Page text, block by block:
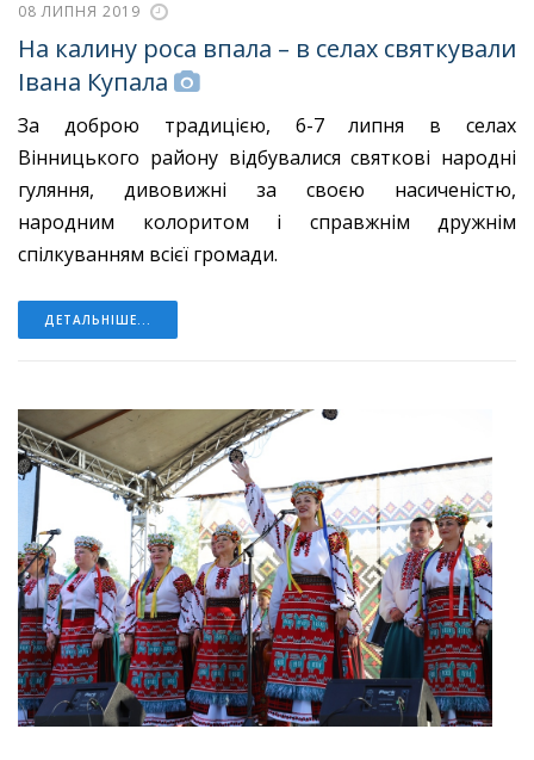
08 ЛИПНЯ 2019
На калину роса впала – в селах святкували
Івана Купала
За доброю традицією, 6-7 липня в селах
Вінницького району відбувалися святкові народні
гуляння, дивовижні за своєю насиченістю,
народним колоритом і справжнім дружнім
спілкуванням всієї громади.
ДЕТАЛЬНІШЕ...